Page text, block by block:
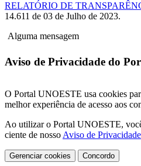
RELATÓRIO DE
14.611 de 03 de Julho de 2023.
Alguma mensagem
Aviso de Privacidade do
O Portal UNOESTE usa cookies
melhor experiência de acesso aos
Ao utilizar o Portal UNOESTE,
ciente de nosso Aviso de
Gerenciar cookies Concordo